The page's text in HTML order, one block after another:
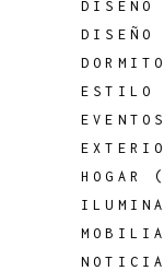
DISEÑO
DISEÑO
ESTILO
EVENTOS
HOGAR